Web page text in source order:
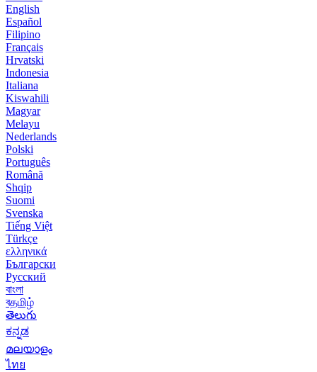
English
Español
Filipino
Français
Hrvatski
Indonesia
Italiana
Kiswahili
Magyar
Melayu
Nederlands
Polski
Português
Română
Shqip
Suomi
Svenska
Tiếng Việt
Türkçe
ελληνικά
Български
Русский
বাংলা
বதமிழ்
తెలుగు
ಕನ್ನಡ
മലയാളം
ไทย